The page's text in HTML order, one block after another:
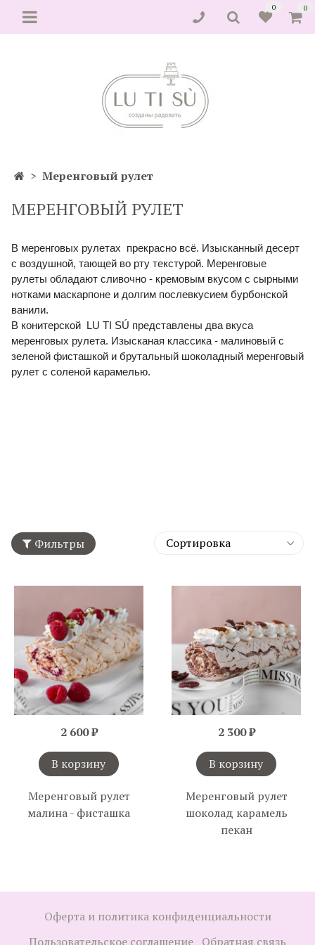
0 0
Меренговый рулет
МЕРЕНГОВЫЙ РУЛЕТ
В меренговых рулетах прекрасно всё. Изысканный десерт
с воздушной, тающей во рту текстурой. Меренговые
рулеты обладают сливочно - кремовым вкусом с сырными
нотками маскарпоне и долгим послевкусием бурбонской
ванили.
В конитерской LU TI SÚ представлены два вкуса
меренговых рулета. Изысканая классика - малиновый с
зеленой фисташкой и брутальный шоколадный меренговый
рулет с соленой карамелью.
Фильтры
2 600 ₽
В корзину
Меренговый рулет
малина - фисташка
2 300 ₽
В корзину
Меренговый рулет
шоколад карамель
пекан
Оферта и политика конфиденциальности
Пользовательское соглашение
Обратная связь